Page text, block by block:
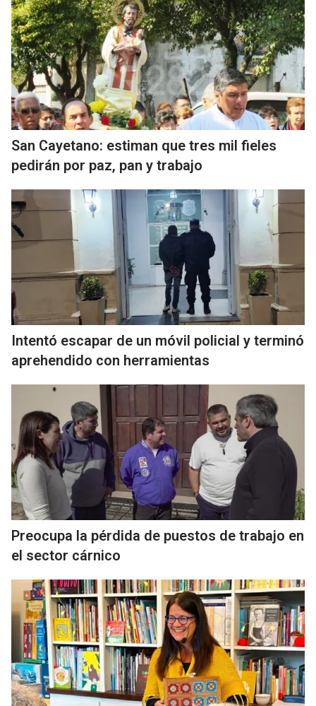
San Cayetano: estiman que tres mil fieles
pedirán por paz, pan y trabajo
Intentó escapar de un móvil policial y terminó
aprehendido con herramientas
Preocupa la pérdida de puestos de trabajo en
el sector cárnico